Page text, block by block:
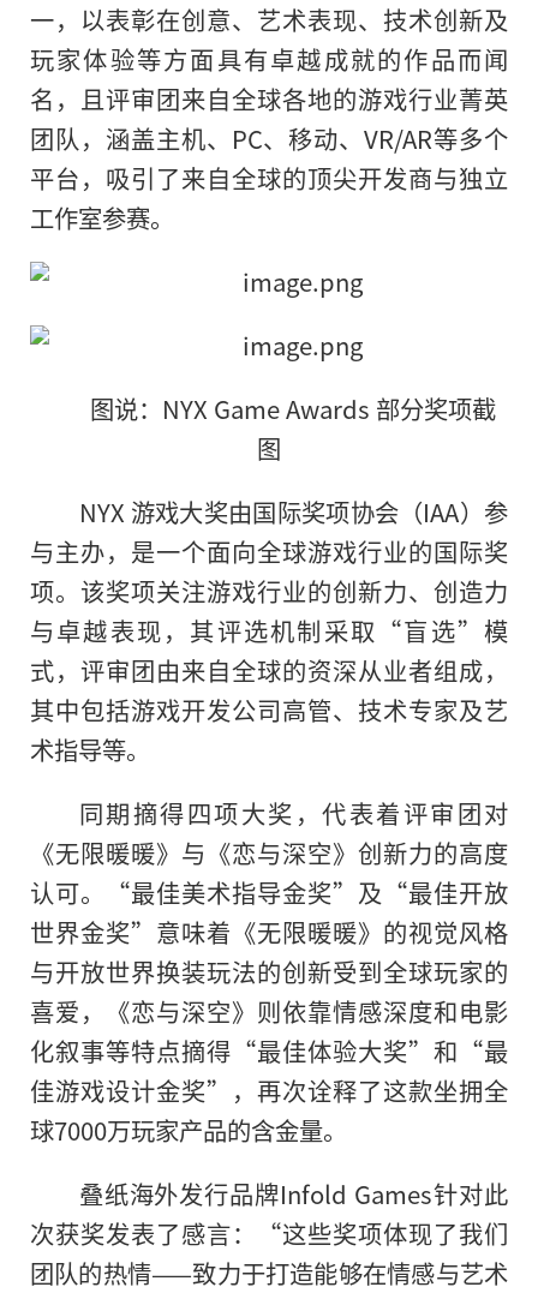
一，以表彰在创意、艺术表现、技术创新及
玩家体验等方面具有卓越成就的作品而闻
名，且评审团来自全球各地的游戏行业菁英
团队，涵盖主机、PC、移动、VR/AR等多个
平台，吸引了来自全球的顶尖开发商与独立
工作室参赛。
图说：NYX Game Awards 部分奖项截
图
NYX 游戏大奖由国际奖项协会（IAA）参
与主办，是一个面向全球游戏行业的国际奖
项。该奖项关注游戏行业的创新力、创造力
与卓越表现，其评选机制采取“盲选”模
式，评审团由来自全球的资深从业者组成，
其中包括游戏开发公司高管、技术专家及艺
术指导等。
同期摘得四项大奖，代表着评审团对
《无限暖暖》与《恋与深空》创新力的高度
认可。“最佳美术指导金奖”及“最佳开放
世界金奖”意味着《无限暖暖》的视觉风格
与开放世界换装玩法的创新受到全球玩家的
喜爱，《恋与深空》则依靠情感深度和电影
化叙事等特点摘得“最佳体验大奖”和“最
佳游戏设计金奖”，再次诠释了这款坐拥全
球7000万玩家产品的含金量。
叠纸海外发行品牌Infold Games针对此
次获奖发表了感言：“这些奖项体现了我们
团队的热情——致力于打造能够在情感与艺术